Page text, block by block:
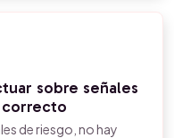
sobre señales
de riesgo, no hay